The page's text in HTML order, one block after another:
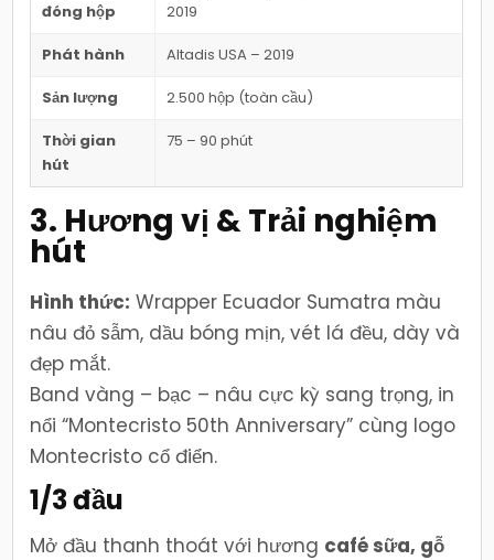
đóng hộp
2019
Phát hành Altadis USA – 2019
Sản lượng 2.500 hộp (toàn cầu)
Thời gian
hút
75 – 90 phút
3. Hương vị & Trải nghiệm
hút
Hình thức: Wrapper Ecuador Sumatra màu
nâu đỏ sẫm, dầu bóng mịn, vét lá đều, dày và
đẹp mắt.
Band vàng – bạc – nâu cực kỳ sang trọng, in
nổi “Montecristo 50th Anniversary” cùng logo
Montecristo cổ điển.
1/3 đầu
Mở đầu thanh thoát với hương café sữa, gỗ